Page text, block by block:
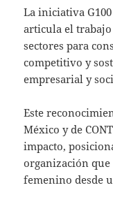
La iniciativa
articula el
sectores para
competitivo y
empresarial y
Este
México y de
impacto,
organización
femenino desde